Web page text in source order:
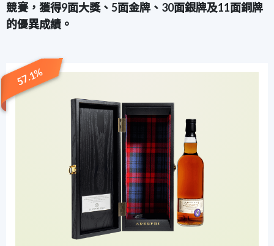
競賽，獲得9面大獎、5面金牌、30面銀牌及11面銅牌
的優異成績。
57.1%